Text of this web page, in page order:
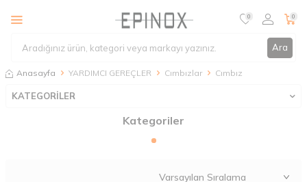
Ara
0 0
Anasayfa YARDIMCI GEREÇLER Cımbızlar Cımbız
KATEGORİLER
Kategoriler